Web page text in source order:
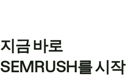
지금 바로
SEMRUSH를 시작